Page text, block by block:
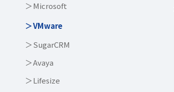
Microsoft
VMware
SugarCRM
Avaya
Lifesize